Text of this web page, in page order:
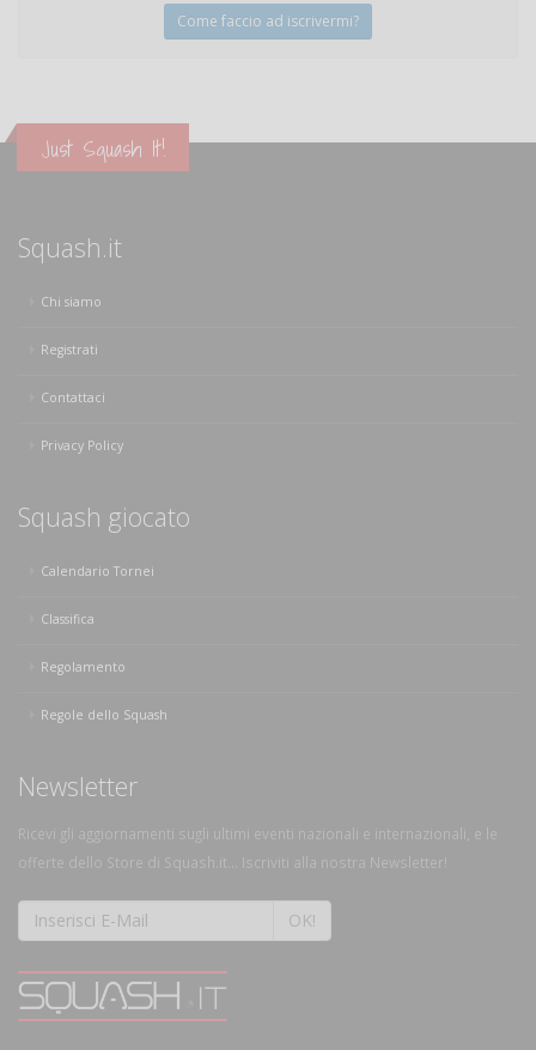
Come faccio ad iscrivermi?
Just Squash It!
Squash.it
Chi siamo
Registrati
Contattaci
Privacy Policy
Squash giocato
Calendario Tornei
Classifica
Regolamento
Regole dello Squash
Newsletter
Ricevi gli aggiornamenti sugli ultimi eventi nazionali e internazionali, e le
offerte dello Store di Squash.it... Iscriviti alla nostra Newsletter!
OK!